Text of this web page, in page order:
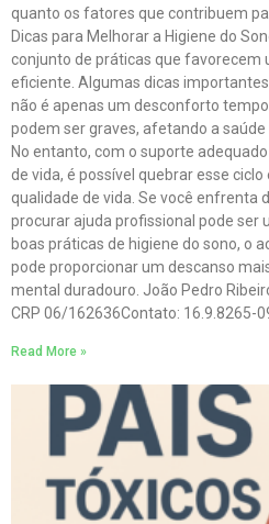
quanto os fatores que contribuem
Dicas para Melhorar a Higiene do
conjunto de práticas que favorecem
eficiente. Algumas dicas
não é apenas um desconforto
podem ser graves, afetando a
No entanto, com o suporte
de vida, é possível quebrar esse
qualidade de vida. Se você enfrenta
procurar ajuda profissional pode ser
boas práticas de higiene do sono, o
pode proporcionar um descanso
mental duradouro. João Pedro
CRP 06/162636Contato: 16.9.8265-
Read More »